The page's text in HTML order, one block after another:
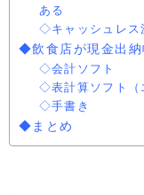
ある
◇キャッシュレス
◆飲食店が現金出納
◇会計ソフト
◇表計算ソフト（
◇手書き
◆まとめ